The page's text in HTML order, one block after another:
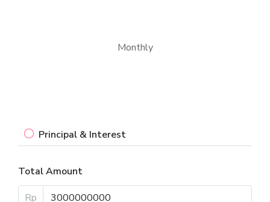
Monthly
Principal & Interest
Total Amount
Rp